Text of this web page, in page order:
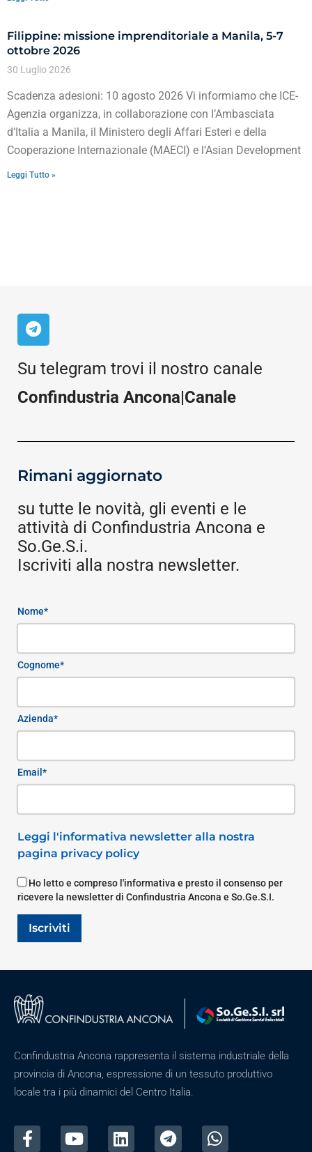
Filippine: missione imprenditoriale a Manila, 5-7
ottobre 2026
30 Luglio 2026
Scadenza adesioni: 10 agosto 2026 Vi informiamo che ICE-
Agenzia organizza, in collaborazione con l’Ambasciata
d’Italia a Manila, il Ministero degli Affari Esteri e della
Cooperazione Internazionale (MAECI) e l’Asian Development
Leggi Tutto »
Su telegram trovi il nostro canale
Confindustria Ancona|Canale
Rimani aggiornato
su tutte le novità, gli eventi e le
attività di Confindustria Ancona e
So.Ge.S.i.
Iscriviti alla nostra newsletter.
Nome*
Cognome*
Azienda*
Email*
Leggi l'informativa newsletter alla nostra
pagina privacy policy
Ho letto e compreso l'informativa e presto il consenso per
ricevere la newsletter di Confindustria Ancona e So.Ge.S.I.
Iscriviti
Confindustria Ancona rappresenta il sistema industriale della
provincia di Ancona, espressione di un tessuto produttivo
locale tra i più dinamici del Centro Italia.